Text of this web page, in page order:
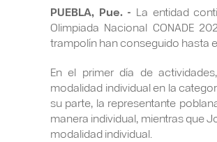
PUEBLA, Pue. - La entidad
Olimpiada Nacional CONADE
trampolín han conseguido hasta
En el primer día de
modalidad individual en la
su parte, la representante
manera individual, mientras que
modalidad individual.